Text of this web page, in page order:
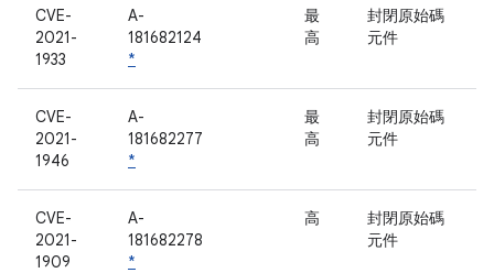
CVE-
2021-
1933
A-
181682124
*
最
高
封閉原始碼
元件
CVE-
2021-
1946
A-
181682277
*
最
高
封閉原始碼
元件
CVE-
2021-
1909
A-
181682278
*
高
封閉原始碼
元件